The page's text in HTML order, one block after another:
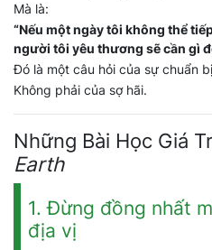
Mà là:
“Nếu một ngày tôi không thể
người tôi yêu thương sẽ cần gì
Đó là một câu hỏi của sự chuẩn
Không phải của sợ hãi.
Những Bài Học Giá
Earth
1. Đừng đồng nhất
địa vị